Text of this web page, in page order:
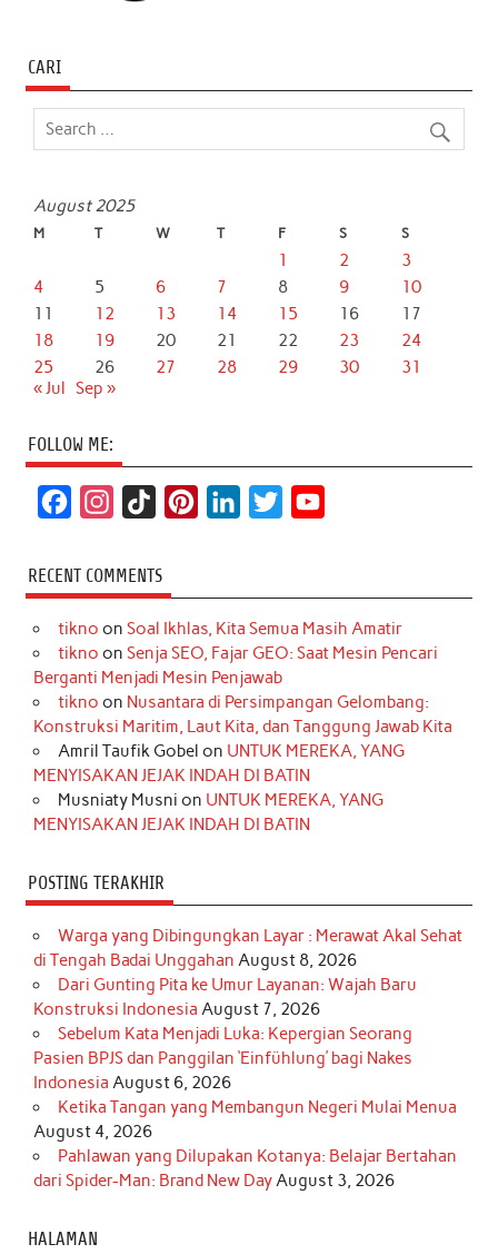
CARI
August 2025
M T W T F S S
1 2
3
4
5 6 7 8 9
10
11
12 13 14 15 16
17
18
19 20 21 22 23
24
25
26 27 28 29 30
31
« Jul
Sep »
FOLLOW ME:
c
e
b
o
k
s
t
a
r
a
m
k
T
o
k
t
e
r
e
s
t
k
e
d
I
n
t
t
r
T
u
e
RECENT COMMENTS
tikno on Soal Ikhlas, Kita Semua Masih Amatir
tikno on Senja SEO, Fajar GEO: Saat Mesin Pencari
Berganti Menjadi Mesin Penjawab
tikno on Nusantara di Persimpangan Gelombang:
Konstruksi Maritim, Laut Kita, dan Tanggung Jawab Kita
Amril Taufik Gobel on UNTUK MEREKA, YANG
MENYISAKAN JEJAK INDAH DI BATIN
Musniaty Musni on UNTUK MEREKA, YANG
MENYISAKAN JEJAK INDAH DI BATIN
POSTING TERAKHIR
Warga yang Dibingungkan Layar : Merawat Akal Sehat
di Tengah Badai Unggahan August 8, 2026
Dari Gunting Pita ke Umur Layanan: Wajah Baru
Konstruksi Indonesia August 7, 2026
Sebelum Kata Menjadi Luka: Kepergian Seorang
Pasien BPJS dan Panggilan ‘Einfühlung’ bagi Nakes
Indonesia August 6, 2026
Ketika Tangan yang Membangun Negeri Mulai Menua
August 4, 2026
Pahlawan yang Dilupakan Kotanya: Belajar Bertahan
dari Spider-Man: Brand New DayAugust 3, 2026
HALAMAN